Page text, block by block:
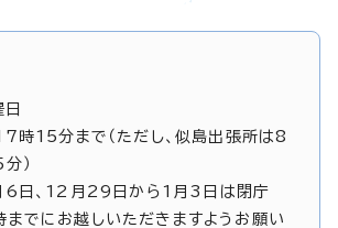
15分まで（ただし、似島出張所は8
）
6日、12月29日から1月3日は閉庁
までにお越しいただきますようお願い